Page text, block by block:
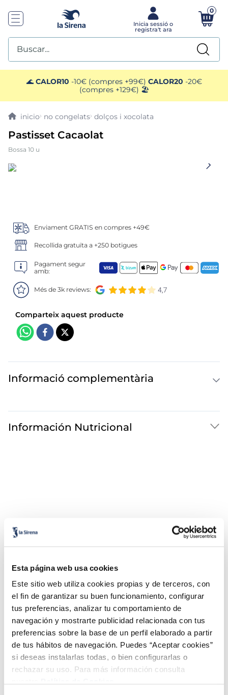
Esta página web usa cookies
Este sitio web utiliza cookies propias y de terceros, con
el fin de garantizar su buen funcionamiento, configurar
tus preferencias, analizar tu comportamiento de
navegación y mostrarte publicidad relacionada con tus
preferencias sobre la base de un perfil elaborado a partir
de tus hábitos de navegación. Puedes “Aceptar cookies”
si deseas instalarlas todas, o bien configurarlas o
rechazar su uso. Para más información consulta
0
Buscar...
🌊 CALOR10 -10€ (compres +99€) CALOR20 -20€
(compres +129€) 🏖️
no congelats dolços i xocolata
Pastisset Cacaolat
Bossa 10 u
Enviament GRATIS en compres +49€
Recollida gratuïta a +250 botigues
Pagament segur
amb:
Més de 3k reviews:
Informació complementària
Información Nutricional
Combina-ho i fes un menú de 10!
Lloms de salmó noruec
Premium
Sin espinas Sin piel
Filets de salmó
Premium
Sin espinas Sin piel
TOP SEARCHES
1. helados sirena
gambas
3. patatas
6. croquetas
. canelones
10. pollo